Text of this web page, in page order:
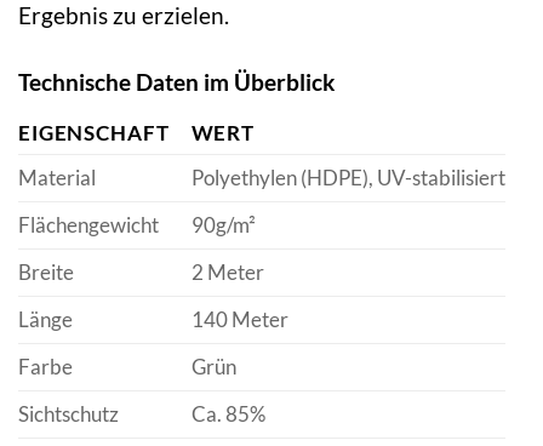
Ergebnis zu erzielen.
Technische Daten im Überblick
EIGENSCHAFT
WERT
Material
Polyethylen (HDPE), UV-stabilisiert
Flächengewicht
90g/m²
Breite
2 Meter
Länge
140 Meter
Farbe
Grün
Sichtschutz
Ca. 85%